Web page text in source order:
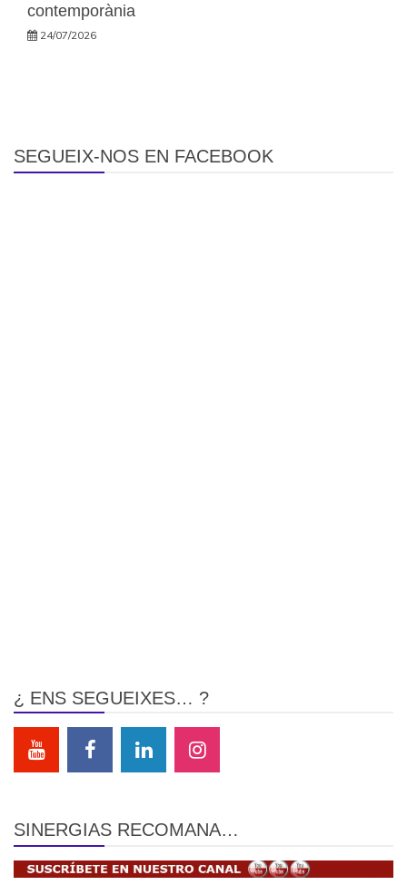
contemporània
24/07/2026
SEGUEIX-NOS EN FACEBOOK
¿ ENS SEGUEIXES… ?
SINERGIAS RECOMANA…